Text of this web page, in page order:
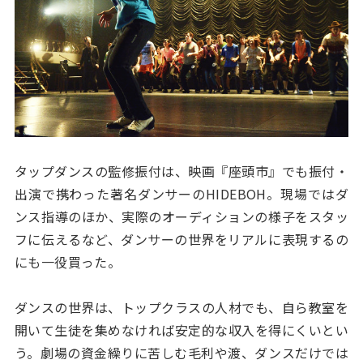
タップダンスの監修振付は、映画『座頭市』でも振付・
出演で携わった著名ダンサーのHIDEBOH。現場ではダ
ンス指導のほか、実際のオーディションの様子をスタッ
フに伝えるなど、ダンサーの世界をリアルに表現するの
にも一役買った。
ダンスの世界は、トップクラスの人材でも、自ら教室を
開いて生徒を集めなければ安定的な収入を得にくいとい
う。劇場の資金繰りに苦しむ毛利や渡、ダンスだけでは